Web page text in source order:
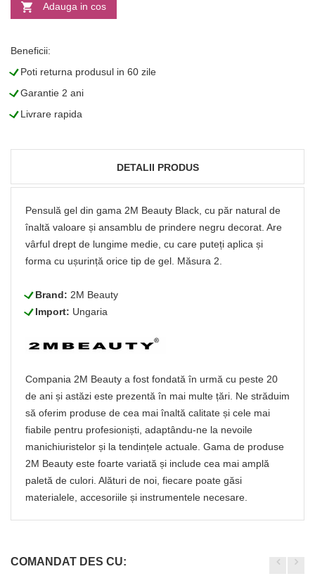
Adauga in cos
Beneficii:
LPoti returna produsul in 60 zile
LGarantie 2 ani
LLivrare rapida
DETALII PRODUS
Pensulă gel din gama 2M Beauty Black, cu păr natural de
înaltă valoare și ansamblu de prindere negru decorat. Are
vârful drept de lungime medie, cu care puteți aplica și
forma cu ușurință orice tip de gel. Măsura 2.
LBrand: 2M Beauty
LImport: Ungaria
Compania 2M Beauty a fost fondată în urmă cu peste 20
de ani și astăzi este prezentă în mai multe țări. Ne străduim
să oferim produse de cea mai înaltă calitate și cele mai
fiabile pentru profesioniști, adaptându-ne la nevoile
manichiuristelor și la tendințele actuale. Gama de produse
2M Beauty este foarte variată și include cea mai amplă
paletă de culori. Alături de noi, fiecare poate găsi
materialele, accesoriile și instrumentele necesare.
COMANDAT DES CU: